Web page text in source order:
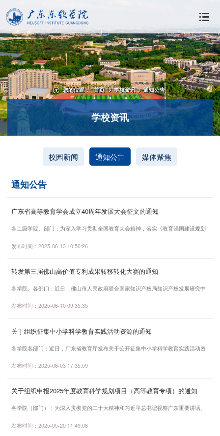
您的位置： 首页 > 学校资讯 > 通知公告
学校资讯
校园新闻 通知公告 媒体聚焦
通知公告
广东省高等教育学会成立40周年发展大会征文的通知
各二级学院、部门：为深入学习贯彻全国教育大会精神，落实《教育强国建设规划
学会40年发展历程，学会决定举办广东省高等教育学会成立40周年发展大会及高等
成果展的通知》（附件1）要求，现向全校教师征文，具体事项通知如下：一、征文
主题及主要议题（一）主题回顾·融合·...
发布时间：2025-06-13 10:50:26
转发第三届佛山高价值专利成果转移转化大赛的通知
各学院、各部门：近日，佛山市人民政府联合国家知识产权局知识产权发展研究中
赛时间1.启动仪式：2025年4月；2.推广与项目征集阶段：2025年5月至7月；3.初赛
阶段：2025年8月；4.复赛阶...
发布时间：2025-06-10 09:35:35
关于组织征集中小学科学教育实践活动资源的通知
各学院各部门：近日，广东省教育厅发布关于公开征集中小学科学教育实践活动资
织、机构，包括但不限于高等院校、中小学校、科研院所、少年宫、其他具有一定
科普功能的单位、组织、机构（具备科学...
发布时间：2025-06-03 17:35:59
关于组织申报2025年度教育科学规划项目（高等教育专项）的通知
各学院（部门）：为深入贯彻党的二十大精神和习近平总书记视察广东重要讲话、
学社会科学自主知识体系，提升高等教育内涵发展水平，经研究，2025年继续组织
发布时间：2025-05-20 11:49:08